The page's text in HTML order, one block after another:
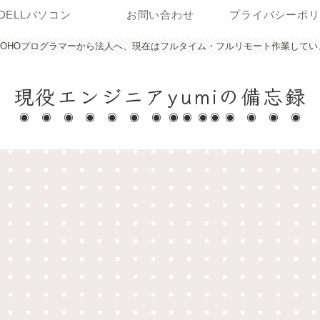
プログラマーから法人へ、現在はフルタイム・フルリモート作業してい
現役エンジニアyumiの備忘録
パソコン お問い合わせ プライバシーポ